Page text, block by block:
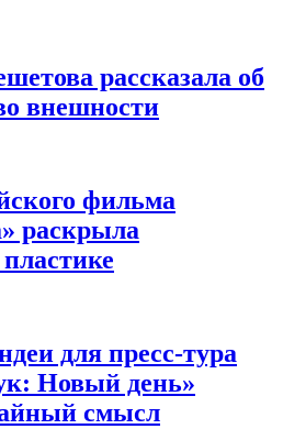
рассказала об
внешности
фильма
раскрыла
для пресс-тура
Новый день»
смысл